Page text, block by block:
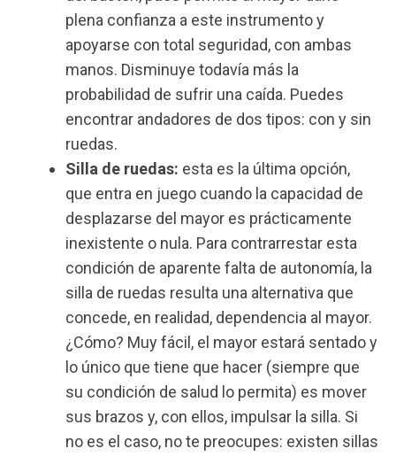
plena confianza a este instrumento y
apoyarse con total seguridad, con ambas
manos. Disminuye todavía más la
probabilidad de sufrir una caída. Puedes
encontrar andadores de dos tipos: con y sin
ruedas.
Silla de ruedas: esta es la última opción,
que entra en juego cuando la capacidad de
desplazarse del mayor es prácticamente
inexistente o nula. Para contrarrestar esta
condición de aparente falta de autonomía, la
silla de ruedas resulta una alternativa que
concede, en realidad, dependencia al mayor.
¿Cómo? Muy fácil, el mayor estará sentado y
lo único que tiene que hacer (siempre que
su condición de salud lo permita) es mover
sus brazos y, con ellos, impulsar la silla. Si
no es el caso, no te preocupes: existen sillas